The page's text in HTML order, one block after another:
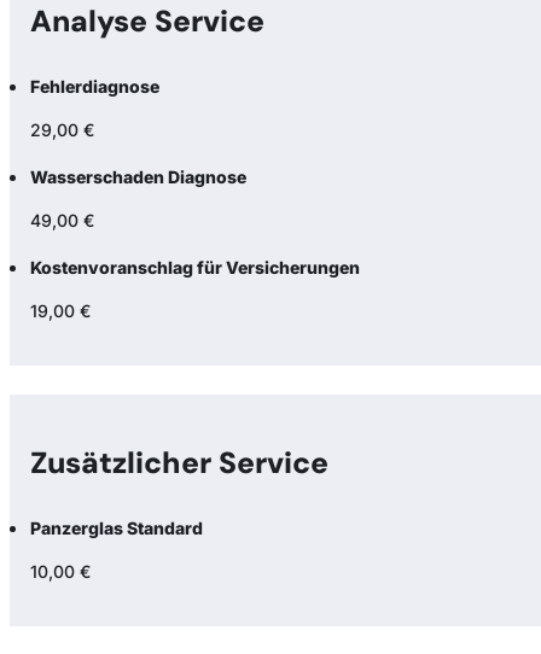
Analyse Service
Fehlerdiagnose
29,00 €
Wasserschaden Diagnose
49,00 €
Kostenvoranschlag für Versicherungen
19,00 €
Zusätzlicher Service
Panzerglas Standard
10,00 €